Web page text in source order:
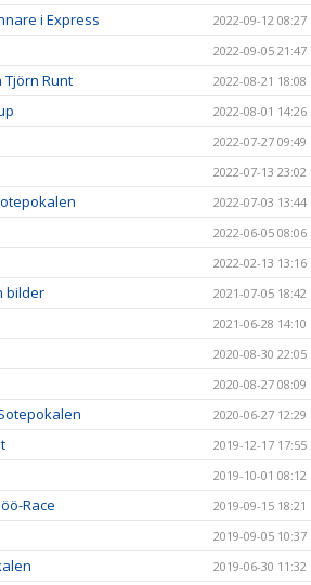
i Express 2022-09-12 08:27
2022-09-05 21:47
Tjörn Runt 2022-08-21 18:08
2022-08-01 14:26
2022-07-27 09:49
2022-07-13 23:02
2022-07-03 13:44
2022-06-05 08:06
2022-02-13 13:16
bilder 2021-07-05 18:42
2021-06-28 14:10
2020-08-30 22:05
2020-08-27 08:09
2020-06-27 12:29
2019-12-17 17:55
2019-10-01 08:12
Race 2019-09-15 18:21
2019-09-05 10:37
2019-06-30 11:32